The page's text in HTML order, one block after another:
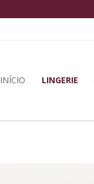
INÍCIO LINGERIE